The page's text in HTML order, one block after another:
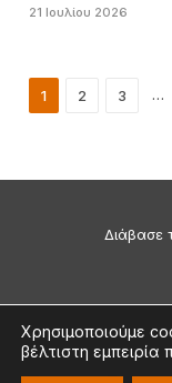
21 Ιουλίου 2026
1 2 3 …
Διάβασε
Χρησιμοποιούμε
βέλτιστη